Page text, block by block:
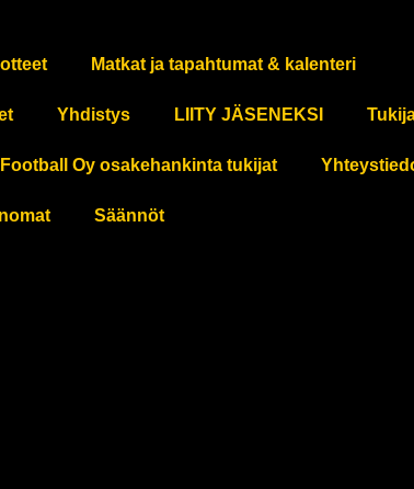
Matkat ja tapahtumat & kalenteri
Yhdistys LIITY JÄSENEKSI
Football Oy osakehankinta tukijat
Säännöt